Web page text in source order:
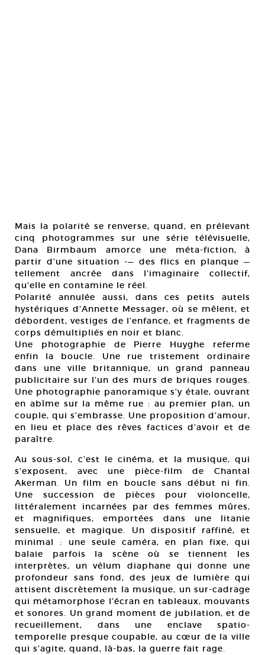
Mais la polarité se renverse, quand, en prélevant
cinq photogrammes sur une série télévisuelle,
Dana Birmbaum amorce une méta-fiction, à
partir d’une situation -— des flics en planque —
tellement ancrée dans l’imaginaire collectif,
qu’elle en contamine le réel.
Polarité annulée aussi, dans ces petits autels
hystériques d’Annette Messager, où se mêlent, et
débordent, vestiges de l’enfance, et fragments de
corps démultipliés en noir et blanc.
Une photographie de Pierre Huyghe referme
enfin la boucle. Une rue tristement ordinaire
dans une ville britannique, un grand panneau
publicitaire sur l’un des murs de briques rouges.
Une photographie panoramique s’y étale, ouvrant
en abîme sur la même rue : au premier plan, un
couple, qui s’embrasse. Une proposition d’amour,
en lieu et place des rêves factices d’avoir et de
paraître.
Au sous-sol, c’est le cinéma, et la musique, qui
s’exposent, avec une pièce-film de Chantal
Akerman. Un film en boucle sans début ni fin.
Une succession de pièces pour violoncelle,
littéralement incarnées par des femmes mûres,
et magnifiques, emportées dans une litanie
sensuelle, et magique. Un dispositif raffiné, et
minimal : une seule caméra, en plan fixe, qui
balaie parfois la scène où se tiennent les
interprètes, un vélum diaphane qui donne une
profondeur sans fond, des jeux de lumière qui
attisent discrètement la musique, un sur-cadrage
qui métamorphose l’écran en tableaux, mouvants
et sonores. Un grand moment de jubilation, et de
recueillement, dans une enclave spatio-
temporelle presque coupable, au cœur de la ville
qui s’agite, quand, là-bas, la guerre fait rage.